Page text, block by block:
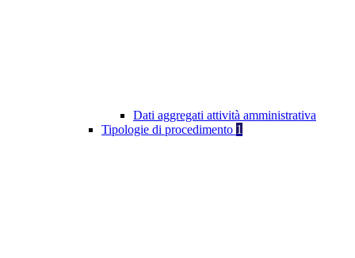
Dati aggregati attività amministrativa
Tipologie di procedimento 1